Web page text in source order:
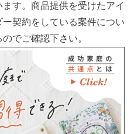
す。商品提供を受けたアイ
契約をしている案件につい
でご確認下さい。